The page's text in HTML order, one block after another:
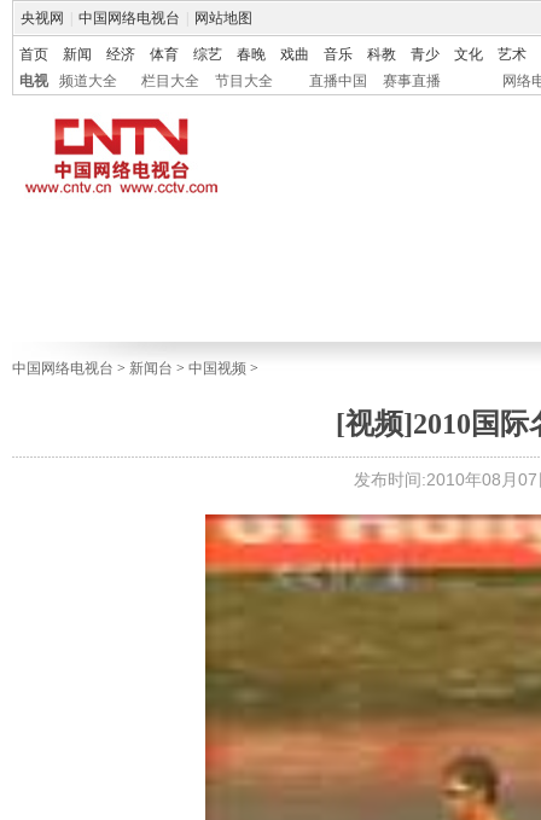
央视网 中国网络电视台 网站地图
首页 新闻 经济 体育 综艺 春晚 戏曲 音乐 科教 青少 文化
艺术
电视
频道大全 栏目大全 节目大全 直播中国 赛事直播 网络
中国网络电视台 > 新闻台 > 中国视频 >
[视频]2010国
发布时间:2010年08月